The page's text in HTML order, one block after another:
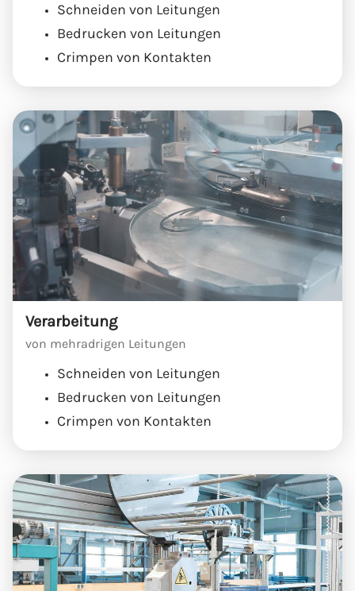
Schneiden von Leitungen
Bedrucken von Leitungen
Crimpen von Kontakten
Verarbeitung
von mehradrigen Leitungen
Schneiden von Leitungen
Bedrucken von Leitungen
Crimpen von Kontakten